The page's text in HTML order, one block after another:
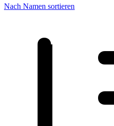
Nach Namen sortieren